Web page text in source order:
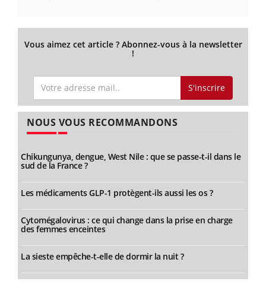
Vous aimez cet article ? Abonnez-vous à la newsletter
!
S'inscrire
NOUS VOUS RECOMMANDONS
Chikungunya, dengue, West Nile : que se passe-t-il dans le
sud de la France ?
Les médicaments GLP-1 protègent-ils aussi les os ?
Cytomégalovirus : ce qui change dans la prise en charge
des femmes enceintes
La sieste empêche-t-elle de dormir la nuit ?